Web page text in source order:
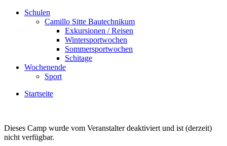
Schulen
Camillo Sitte Bautechnikum
Exkursionen / Reisen
Wintersportwochen
Sommersportwochen
Schitage
Wochenende
Sport
Startseite
Dieses Camp wurde vom Veranstalter deaktiviert und ist (derzeit)
nicht verfügbar.